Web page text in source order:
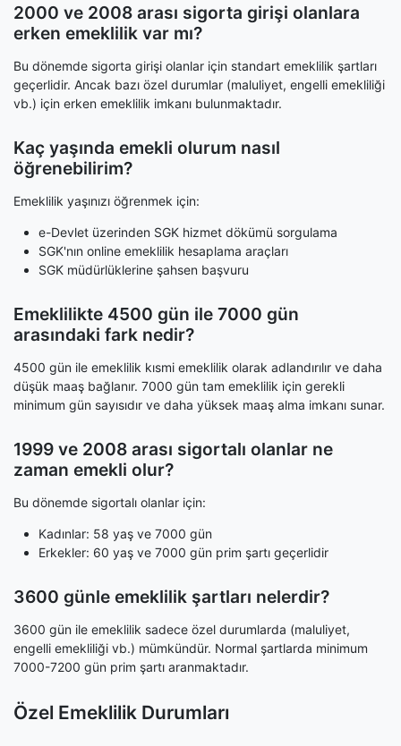
2000 ve 2008 arası sigorta girişi olanlara
erken emeklilik var mı?
Bu dönemde sigorta girişi olanlar için standart emeklilik şartları
geçerlidir. Ancak bazı özel durumlar (maluliyet, engelli emekliliği
vb.) için erken emeklilik imkanı bulunmaktadır.
Kaç yaşında emekli olurum nasıl
öğrenebilirim?
Emeklilik yaşınızı öğrenmek için:
e-Devlet üzerinden SGK hizmet dökümü sorgulama
SGK'nın online emeklilik hesaplama araçları
SGK müdürlüklerine şahsen başvuru
Emeklilikte 4500 gün ile 7000 gün
arasındaki fark nedir?
4500 gün ile emeklilik kısmi emeklilik olarak adlandırılır ve daha
düşük maaş bağlanır. 7000 gün tam emeklilik için gerekli
minimum gün sayısıdır ve daha yüksek maaş alma imkanı sunar.
1999 ve 2008 arası sigortalı olanlar ne
zaman emekli olur?
Bu dönemde sigortalı olanlar için:
Kadınlar: 58 yaş ve 7000 gün
Erkekler: 60 yaş ve 7000 gün prim şartı geçerlidir
3600 günle emeklilik şartları nelerdir?
3600 gün ile emeklilik sadece özel durumlarda (maluliyet,
engelli emekliliği vb.) mümkündür. Normal şartlarda minimum
7000-7200 gün prim şartı aranmaktadır.
Özel Emeklilik Durumları